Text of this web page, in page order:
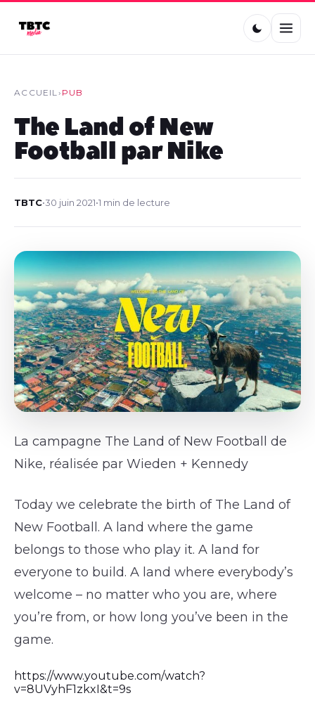
ACCUEIL› PUB
The Land of New
Football par Nike
TBTC•30 juin 2021•1 min de lecture
La campagne The Land of New Football de
Nike, réalisée par Wieden + Kennedy
Today we celebrate the birth of The Land of
New Football. A land where the game
belongs to those who play it. A land for
everyone to build. A land where everybody’s
welcome – no matter who you are, where
you’re from, or how long you’ve been in the
game.
https://www.youtube.com/watch?
v=8UVyhF1zkxI&t=9s